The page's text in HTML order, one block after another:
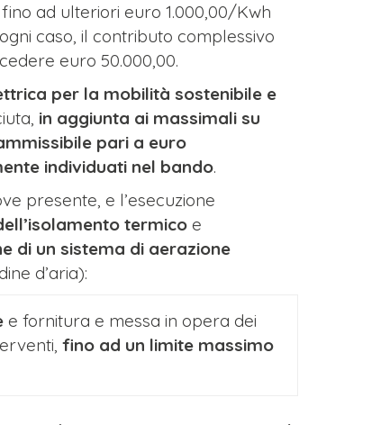
ad ulteriori euro 1.000,00/Kwh
caso, il contributo complessivo
euro 50.000,00.
per la mobilità sostenibile e
in aggiunta ai massimali su
pari a euro
individuati nel bando.
presente, e l’esecuzione
termico e
di un sistema di aerazione
d’aria):
e fornitura e messa in opera dei
fino ad un limite massimo